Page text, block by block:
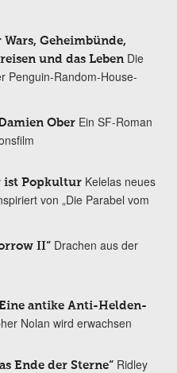
Geheimbünde,
und das Leben Die
Penguin-Random-House-
Ober Ein SF-Roman
ist Popkultur Kelelas neues
von „Die Parabel vom
II“ Drachen aus der
Eine antike Anti-Helden-
Nolan wird erwachsen
Ende der Sterne“ Ridley